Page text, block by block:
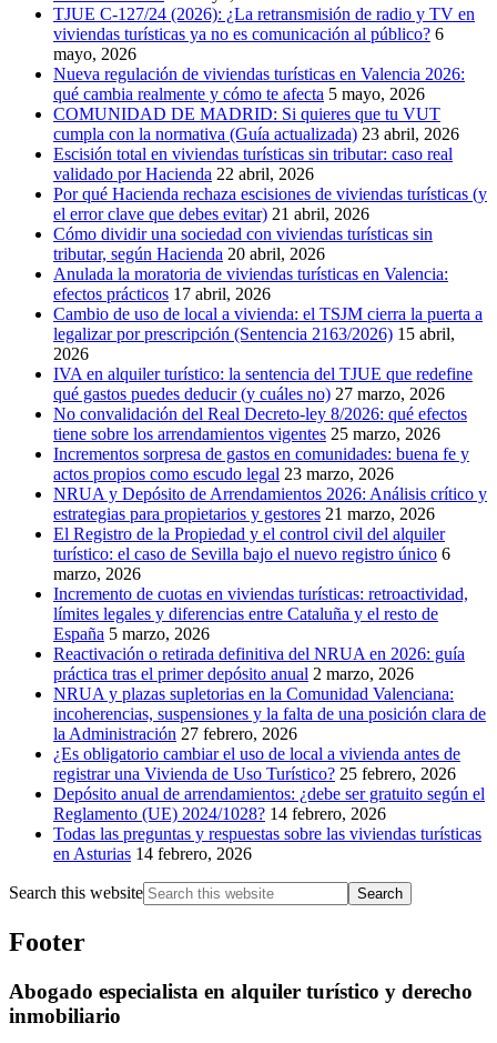
TJUE C-127/24 (2026): ¿La retransmisión de radio y TV en
viviendas turísticas ya no es comunicación al público? 6
mayo, 2026
Nueva regulación de viviendas turísticas en Valencia 2026:
qué cambia realmente y cómo te afecta 5 mayo, 2026
COMUNIDAD DE MADRID: Si quieres que tu VUT
cumpla con la normativa (Guía actualizada) 23 abril, 2026
Escisión total en viviendas turísticas sin tributar: caso real
validado por Hacienda 22 abril, 2026
Por qué Hacienda rechaza escisiones de viviendas turísticas (y
el error clave que debes evitar) 21 abril, 2026
Cómo dividir una sociedad con viviendas turísticas sin
tributar, según Hacienda 20 abril, 2026
Anulada la moratoria de viviendas turísticas en Valencia:
efectos prácticos 17 abril, 2026
Cambio de uso de local a vivienda: el TSJM cierra la puerta a
legalizar por prescripción (Sentencia 2163/2026) 15 abril,
2026
IVA en alquiler turístico: la sentencia del TJUE que redefine
qué gastos puedes deducir (y cuáles no) 27 marzo, 2026
No convalidación del Real Decreto-ley 8/2026: qué efectos
tiene sobre los arrendamientos vigentes 25 marzo, 2026
Incrementos sorpresa de gastos en comunidades: buena fe y
actos propios como escudo legal 23 marzo, 2026
NRUA y Depósito de Arrendamientos 2026: Análisis crítico y
estrategias para propietarios y gestores 21 marzo, 2026
El Registro de la Propiedad y el control civil del alquiler
turístico: el caso de Sevilla bajo el nuevo registro único 6
marzo, 2026
Incremento de cuotas en viviendas turísticas: retroactividad,
límites legales y diferencias entre Cataluña y el resto de
España 5 marzo, 2026
Reactivación o retirada definitiva del NRUA en 2026: guía
práctica tras el primer depósito anual 2 marzo, 2026
NRUA y plazas supletorias en la Comunidad Valenciana:
incoherencias, suspensiones y la falta de una posición clara de
la Administración 27 febrero, 2026
¿Es obligatorio cambiar el uso de local a vivienda antes de
registrar una Vivienda de Uso Turístico? 25 febrero, 2026
Depósito anual de arrendamientos: ¿debe ser gratuito según el
Reglamento (UE) 2024/1028? 14 febrero, 2026
Todas las preguntas y respuestas sobre las viviendas turísticas
en Asturias 14 febrero, 2026
Search this website
Footer
Abogado especialista en alquiler turístico y derecho
inmobiliario